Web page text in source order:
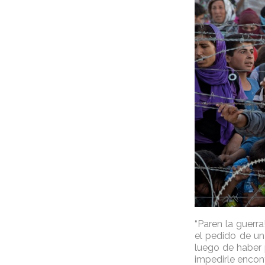
“Paren la
el pedido de
luego de haber
impedirle